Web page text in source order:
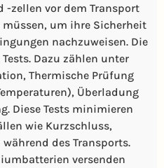
zellen vor dem Transport
um ihre Sicherheit
nachzuweisen. Die
Dazu zählen unter
Thermische Prüfung
Überladung
Diese Tests minimieren
wie Kurzschluss,
des Transports.
versenden